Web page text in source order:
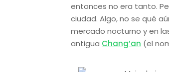
entonces no era tanto.
ciudad. Algo, no se qué
mercado nocturno y en
antigua Chang’an (el